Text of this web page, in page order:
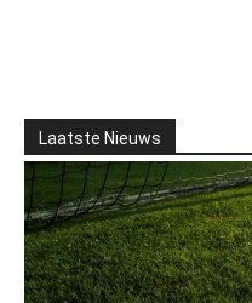
Laatste Nieuws